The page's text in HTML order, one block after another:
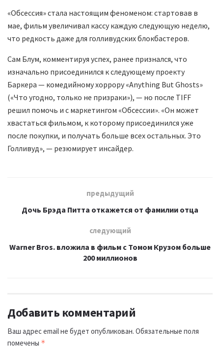
«Обсессия» стала настоящим феноменом: стартовав в
мае, фильм увеличивал кассу каждую следующую неделю,
что редкость даже для голливудских блокбастеров.
Сам Блум, комментируя успех, ранее признался, что
изначально присоединился к следующему проекту
Баркера — комедийному хоррору «Anything But Ghosts»
(«Что угодно, только не призраки»), — но после TIFF
решил помочь и с маркетингом «Обсессии». «Он может
хвастаться фильмом, к которому присоединился уже
после покупки, и получать больше всех остальных. Это
Голливуд», — резюмирует инсайдер.
предыдущий
Дочь Брэда Питта откажется от фамилии отца
следующий
Warner Bros. вложила в фильм с Томом Крузом больше
200 миллионов
Добавить комментарий
Ваш адрес email не будет опубликован. Обязательные поля
помечены *